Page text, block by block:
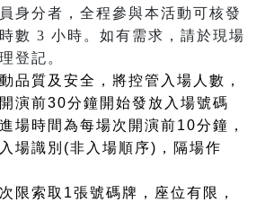
身分者，全程參與本活動可核發
數 3 小時。如有需求，請於現場
登記。
品質及安全，將控管入場人數，
演前30分鐘開始發放入場號碼
場時間為每場次開演前10分鐘，
場識別(非入場順序)，隔場作
限索取1張號碼牌，座位有限，